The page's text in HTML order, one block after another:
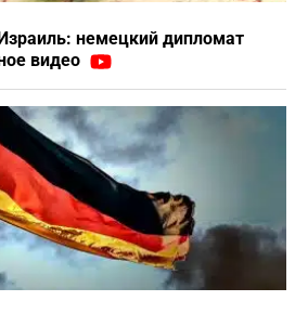
немецкий дипломат
видео